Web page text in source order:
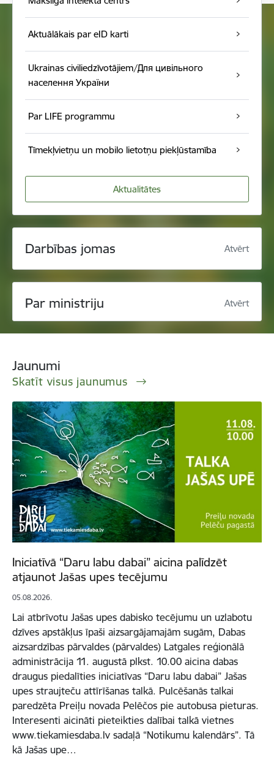
Aktuālākais par eID karti
Ukrainas civiliedzīvotājiem/Для цивільного
населення України
Par LIFE programmu
Tīmekļvietņu un mobilo lietotņu piekļūstamība
Aktualitātes
Darbības jomas Atvērt
Par ministriju Atvērt
Jaunumi
Skatīt visus jaunumus
Iniciatīvā “Daru labu dabai” aicina palīdzēt
atjaunot Jašas upes tecējumu
05.08.2026.
Lai atbrīvotu Jašas upes dabisko tecējumu un uzlabotu
dzīves apstākļus īpaši aizsargājamajām sugām, Dabas
aizsardzības pārvaldes (pārvaldes) Latgales reģionālā
administrācija 11. augustā plkst. 10.00 aicina dabas
draugus piedalīties iniciatīvas “Daru labu dabai” Jašas
upes straujteču attīrīšanas talkā. Pulcēšanās talkai
paredzēta Preiļu novada Pelēčos pie autobusa pieturas.
Interesenti aicināti pieteikties dalībai talkā vietnes
www.tiekamiesdaba.lv sadaļā “Notikumu kalendārs”. Tā
kā Jašas upe…